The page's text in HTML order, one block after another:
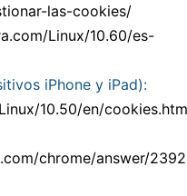
las-cookies/
Linux/10.60/es-
iPhone y iPad):
10.50/en/
chrome/answer/